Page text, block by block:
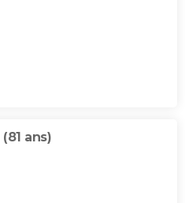
(81 ans)